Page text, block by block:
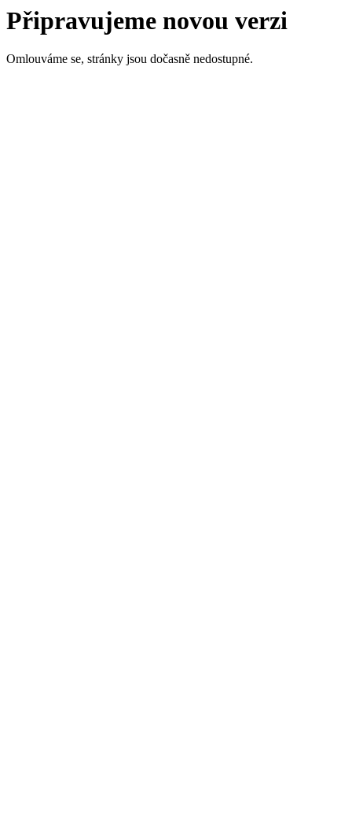
Připravujeme novou verzi
Omlouváme se, stránky jsou dočasně nedostupné.